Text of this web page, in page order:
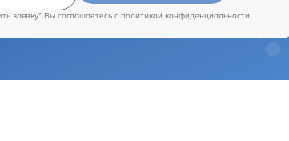
заявку" Вы соглашаетесь c политикой конфиденциальности